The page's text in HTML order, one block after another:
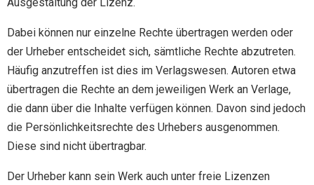
Dabei können nur einzelne Rechte übertragen werden oder
der Urheber entscheidet sich, sämtliche Rechte abzutreten.
Häufig anzutreffen ist dies im Verlagswesen. Autoren etwa
übertragen die Rechte an dem jeweiligen Werk an Verlage,
die dann über die Inhalte verfügen können. Davon sind jedoch
die Persönlichkeitsrechte des Urhebers ausgenommen.
Diese sind nicht übertragbar.
Der Urheber kann sein Werk auch unter freie Lizenzen